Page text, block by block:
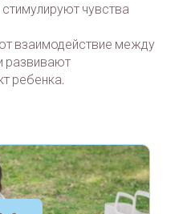
чувства
взаимодействие между
развивают
ребенка.